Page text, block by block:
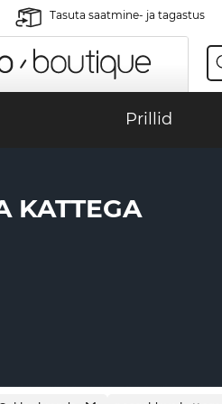
Tasuta saatmine- ja tagastus
Prillid
KATTEGA